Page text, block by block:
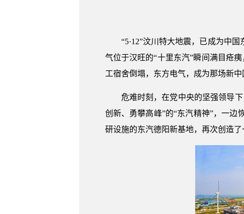
“5·12”汶川特大地震，已成为中
气位于汉旺的“十里东汽”瞬间满目疮
工宿舍倒塌，东方电气，成为那场新
危难时刻，在党中央的坚强领导
创新、勇攀高峰”的“东汽精神”，一边
研设施的东汽德阳新基地，再次创造